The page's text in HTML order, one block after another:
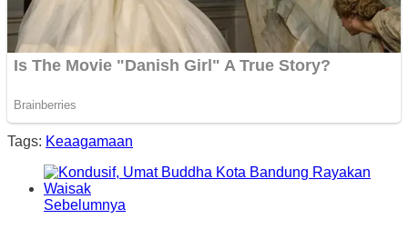
Tags: Keaagamaan
Sebelumnya